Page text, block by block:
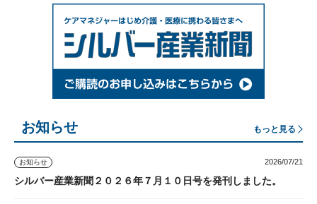
お知らせ もっと見る
お知らせ 2026/07/21
シルバー産業新聞２０２６年７月１０日号を発刊しました。